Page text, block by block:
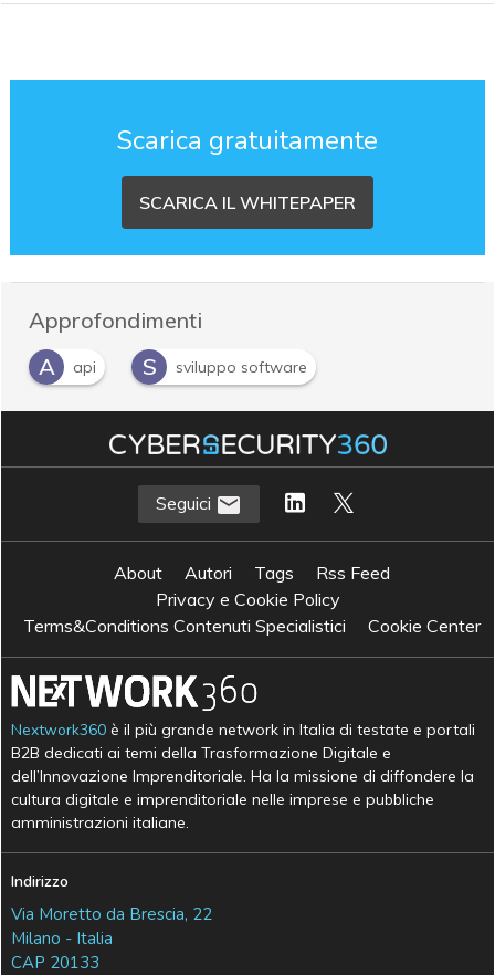
Scarica gratuitamente
SCARICA IL WHITEPAPER
Approfondimenti
A
api S sviluppo software
Seguici
About Autori Tags
Rss Feed
Privacy e Cookie Policy
Terms&Conditions Contenuti Specialistici
Cookie Center
Nextwork360 è il più grande network in Italia di testate e portali
B2B dedicati ai temi della Trasformazione Digitale e
dell’Innovazione Imprenditoriale. Ha la missione di diffondere la
cultura digitale e imprenditoriale nelle imprese e pubbliche
amministrazioni italiane.
Indirizzo
Via Moretto da Brescia, 22
Milano - Italia
CAP 20133